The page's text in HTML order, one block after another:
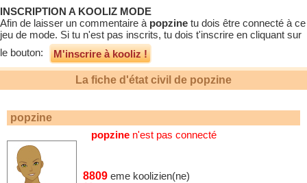
INSCRIPTION A KOOLIZ MODE
Afin de laisser un commentaire à popzine tu dois être connecté à ce
jeu de mode. Si tu n'est pas inscrits, tu dois t'inscrire en cliquant sur
le bouton:
M'inscrire à kooliz !
La fiche d'état civil de popzine
popzine
popzinen'est pas connecté
8809 eme koolizien(ne)